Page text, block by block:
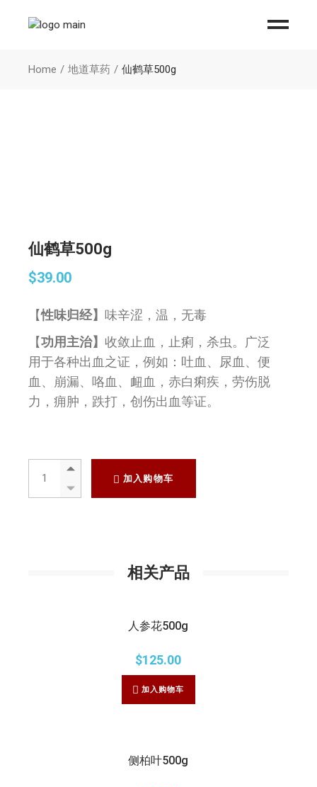
Home 地道草药 仙鹤草500g
仙鹤草500g
$39.00
【性味归经】 味辛涩，温，无毒
【功用主治】收敛止血，止痢，杀虫。广泛
用于各种出血之证，例如：吐血、尿血、便
血、崩漏、咯血、衄血，赤白痢疾，劳伤脱
力，痈肿，跌打，创伤出血等证。
仙鹤草500g quantity
加入购物车
相关产品
人参花500g
$125.00
加入购物车
侧柏叶500g